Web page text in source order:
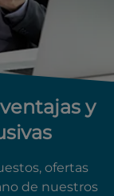
y
ofertas
de nuestros